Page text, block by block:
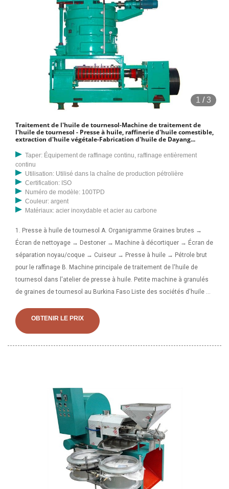
1 /3
Traitement de l'huile de tournesol-Machine de traitement de
l'huile de tournesol - Presse à huile, raffinerie d'huile comestible,
extraction d'huile végétale-Fabrication d'huile de Dayang...
Taper: Équipement de raffinage continu, raffinage entièrement
continu
Utilisation: Utilisé dans la chaîne de production pétrolière
Certification: ISO
Numéro de modèle: 100TPD
Couleur: argent
Matériaux: acier inoxydable et acier au carbone
1. Presse à huile de tournesol A. Organigramme Graines brutes →
Écran de nettoyage → Destoner → Machine à décortiquer → Écran de
séparation noyau/coque → Cuiseur → Presse à huile → Pétrole brut
pour le raffinage B. Machine principale de traitement de l'huile de
tournesol dans l'atelier de presse à huile. Petite machine à granulés
de graines de tournesol au Burkina Faso Liste des sociétés d'huile de
briquettes pour, fournisseurs d'équipements de carbone noir et
carbone noir, bétonnière à louer taguig, moteur diesel de Chine
OBTENIR LE PRIX